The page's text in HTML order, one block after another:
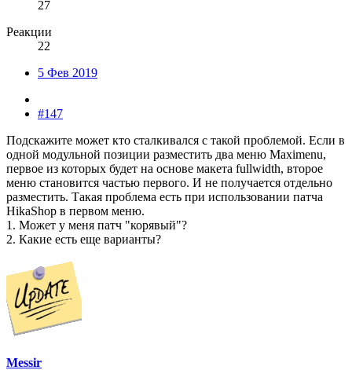
27
Реакции
22
5 Фев 2019
#147
Подскажите может кто сталкивался с такой проблемой. Если в
одной модульной позиции разместить два меню Maximenu,
первое из которых будет на основе макета fullwidth, второе
меню становится частью первого. И не получается отдельно
разместить. Такая проблема есть при использовании патча
HikaShop в первом меню.
1. Может у меня патч "корявый"?
2. Какие есть еще варианты?
Messir